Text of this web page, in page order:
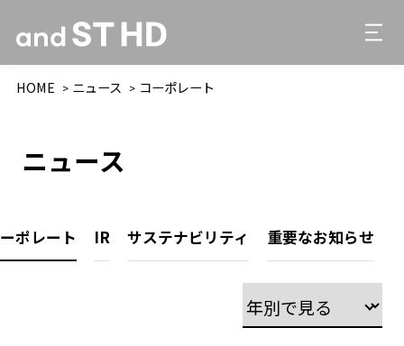
HOME ニュース コーポレート
ニュース
ポレート IR サステナビリティ 重要なお知らせ